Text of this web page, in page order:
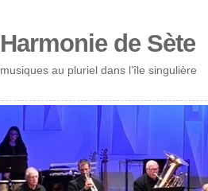
Harmonie de Sète
musiques au pluriel dans l’île singulière